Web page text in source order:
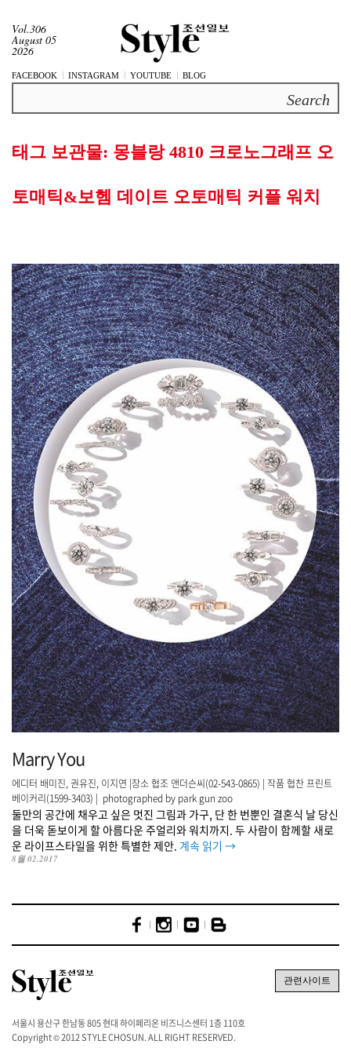
Vol.306
August 05
2026
FACEBOOK INSTAGRAM YOUTUBE BLOG
태그 보관물: 몽블랑 4810 크로노그래프 오
토매틱&보헴 데이트 오토매틱 커플 워치
Marry You
에디터 배미진, 권유진, 이지연 |장소 협조 앤더슨씨(02-543-0865) | 작품 협찬 프린트
베이커리(1599-3403) | photographed by park gun zoo
둘만의 공간에 채우고 싶은 멋진 그림과 가구, 단 한 번뿐인 결혼식 날 당신
을 더욱 돋보이게 할 아름다운 주얼리와 워치까지. 두 사람이 함께할 새로
운 라이프스타일을 위한 특별한 제안. 계속 읽기 →
8월 02.2017
서울시 용산구 한남동 805 현대 하이페리온 비즈니스센터 1층 110호
Copyright © 2012 STYLE CHOSUN. ALL RIGHT RESERVED.